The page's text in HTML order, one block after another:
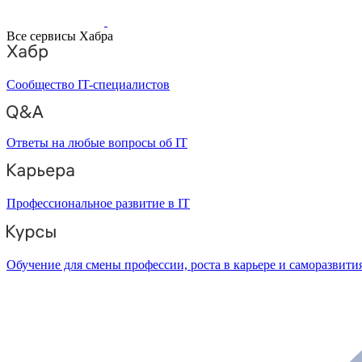
Все сервисы Хабра
Сообщество IT-специалистов
Ответы на любые вопросы об IT
Профессиональное развитие в IT
Обучение для смены профессии, роста в карьере и